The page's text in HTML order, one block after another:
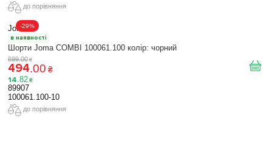
до порівняння
-29%
Joma
в наявності
Шорти Joma COMBI 100061.100 колір: чорний
699.00 ₴
494.00 ₴
14.82 ₴
89907
100061.100-10
до порівняння